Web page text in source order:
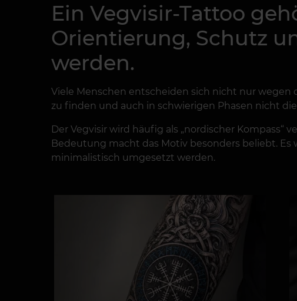
Ein Vegvisir-Tattoo
Orientierung, Schutz
werden.
Viele Menschen entscheiden sich nicht nur wegen
zu finden und auch in schwierigen Phasen nicht
Der Vegvisir wird häufig als „nordischer Kompass“
Bedeutung macht das Motiv besonders beliebt.
minimalistisch umgesetzt werden.